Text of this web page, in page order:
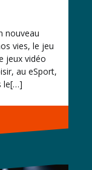
nouveau
vies, le jeu
jeux vidéo
au eSport,
le[…]